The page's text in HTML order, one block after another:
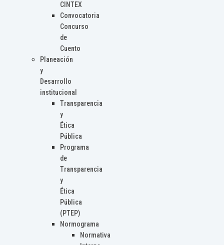
CINTEX
Convocatoria
Concurso
de
Cuento
Planeación
y
Desarrollo
institucional
Transparencia
y
Ética
Pública
Programa
de
Transparencia
y
Ética
Pública
(PTEP)
Normograma
Normativa